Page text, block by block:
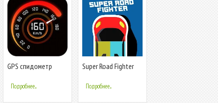
GPS спидометр
Подробнее...
Super Road Fighter
Подробнее...